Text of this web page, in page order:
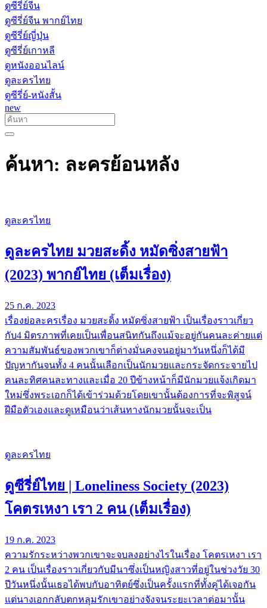
ดูซีรี่ย์จีน
ดูซีรี่ย์จีน พากย์ไทย
ดูซีรี่ย์ญี่ปุ่น
ดูซีรี่ย์เกาหลี
ดูหนังออนไลน์
ดูละครไทย
ดูซีรี่ย์-หนังสั้น
new
ค้นหา: ละครย้อนหลัง
ดูละครไทย
ดูละครไทย มวยสะดิ้ง หมัดซิ่งสายฟ้า
(2023) พากย์ไทย (เต็มเรื่อง)
25 ก.ค. 2023
เรื่องย่อละครเรื่อง มวยสะดิ้ง หมัดซิ่งสายฟ้า เป็นเรื่องราวเกี่ยว
กับ4 มิตรภาพที่เคยเป็นเพื่อนสนิทกันถึงแม้จะอยู่กันคนละค่ายแต่
ความสัมพันธ์ของพวกเขาก็ต่างมั่นคงจนอยู่มาวันหนึ่งก็ได้มี
ปัญหากันจนทั้ง 4 คนนั้นเลือกเป็นนักมวยและกระจัดกระจายไป
คนละทิศคนละทางและเมื่อ 20 ปีข้างหน้าก็มีนักมวยแจ้งเกิดมา
ใหม่ซึ่งพระเอกก็ได้เข้าร่วมด้วยโดยเขานั้นต้องการที่จะพิสูจน์
ฝีมือตัวเองและดูเหมือนว่าเส้นทางนักมวยนั้นจะเป็น
ดูละครไทย
ดูซีรี่ย์ไทย | Loneliness Society (2023)
โคตรเหงา เรา 2 คน (เต็มเรื่อง)
19 ก.ค. 2023
ความรักระหว่างพวกเขาจะจบลงอย่างไรในเรื่อง โคตรเหงา เรา
2 คน เป็นเรื่องราวเกี่ยวกับมีนาซึ่งเป็นหญิงสาวที่อยู่ในช่วงวัย 30
ปีวันหนึ่งนั้นเธอได้พบกับอาทิตย์ซึ่งเป็นครั้งแรกที่ทั้งคู่ได้เจอกัน
แต่นางเอกกลับตกหลุมรักเขาอย่างจังจนระยะเวลาต่อมานั้น